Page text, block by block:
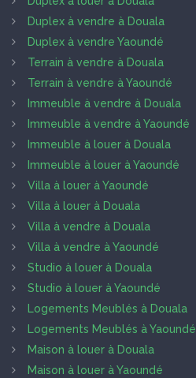
Duplex à vendre à Douala
Duplex à vendre Yaoundé
Terrain à vendre à Douala
Terrain à vendre à Yaoundé
Immeuble à vendre à Douala
Immeuble à vendre à Yaoundé
Immeuble à louer à Douala
Immeuble à louer à Yaoundé
Villa à louer à Yaoundé
Villa à louer à Douala
Villa à vendre à Douala
Villa à vendre à Yaoundé
Studio à louer à Douala
Studio à louer à Yaoundé
Logements Meublés à Douala
Logements Meublés à Yaoundé
Maison à louer à Douala
Maison à louer à Yaoundé